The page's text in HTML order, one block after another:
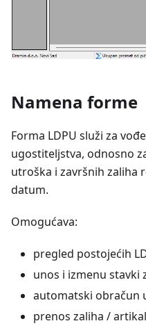
Namena forme
Forma LDPU služi za
ugostiteljstva, odnosno
utroška i završnih zaliha
datum.
Omogućava:
pregled postojećih
unos i izmenu stavki
automatski obračun
prenos zaliha /